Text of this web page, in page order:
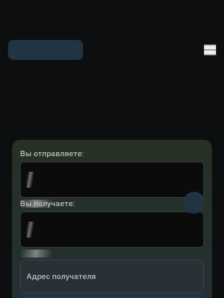
Вы отправляете:
Вы получаете:
Адрес получателя